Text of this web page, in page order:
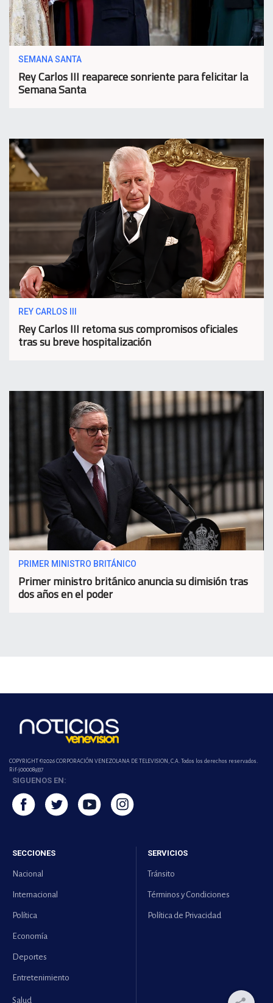
SEMANA SANTA
Rey Carlos III reaparece sonriente para felicitar la
Semana Santa
REY CARLOS III
Rey Carlos III retoma sus compromisos oficiales
tras su breve hospitalización
PRIMER MINISTRO BRITÁNICO
Primer ministro británico anuncia su dimisión tras
dos años en el poder
COPYRIGHT ©2026 CORPORACIÓN VENEZOLANA DE TELEVISION, C.A. Todos los derechos reservados.
Rif-j000089337
SIGUENOS EN:
SECCIONES
Nacional
Internacional
Política
Economía
Deportes
Entretenimiento
Salud
SERVICIOS
Tránsito
Términos y Condiciones
Política de Privacidad